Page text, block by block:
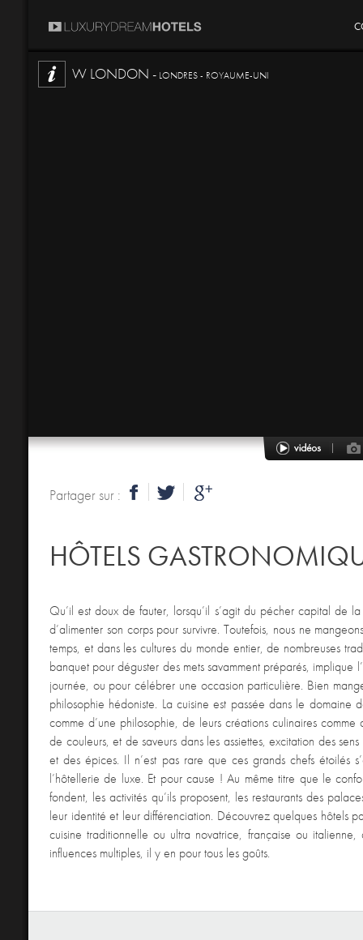
W LONDON - LONDRES - ROYAUME-UNI
Partager sur :
HÔTELS
Qu’il est doux de fauter, lorsqu’il s’agit du pécher capital de
d’alimenter son corps pour survivre. Toutefois, nous ne
temps, et dans les cultures du monde entier, de nombreuses
banquet pour déguster des mets savamment préparés, implique
journée, ou pour célébrer une occasion particulière. Bien
philosophie hédoniste. La cuisine est passée dans le
comme d’une philosophie, de leurs créations culinaires
de couleurs, et de saveurs dans les assiettes, excitation des
et des épices. Il n’est pas rare que ces grands chefs étoilés
l’hôtellerie de luxe. Et pour cause ! Au même titre que le
fondent, les activités qu’ils proposent, les restaurants des
leur identité et leur différenciation. Découvrez quelques
cuisine traditionnelle ou ultra novatrice, française ou
influences multiples, il y en pour tous les goûts.